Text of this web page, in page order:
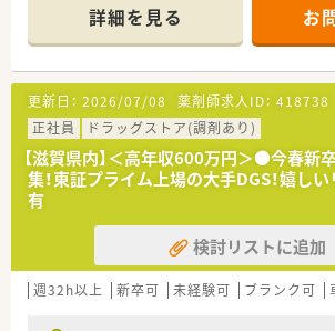
トに、調剤部門やビューティー部門・フー
の部門を1店舗に集約したお店作りが特徴
＼職場環境は？／
■座り投薬により、患者様とじっくりお
す。
■待合室には無料ドリンクサービスなど患
減しクレームの発生を未然に防ぐことで、
り組みがなされています。
■地域に根差して長く勤務したいという方
域限定社員の選択肢もございますので、ラ
た就業も可能です。
■ドラッグストア部門と調剤部門で配属が
詳細を見る お
更新日： 2026/07/08 薬剤師求人ID： 418738
正社員
ドラッグストア(調剤あり)
【滋賀県内】＜高年収600万円＞●今春新
集！東証プライム上場の大手DGS！嬉し
有
検討リストに追加
週32h以上 新卒可 未経験可 ブランク可